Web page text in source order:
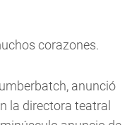
corazones.
anunció
la directora teatral